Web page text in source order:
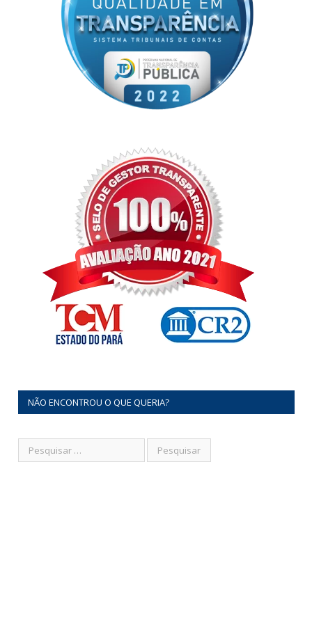
NÃO ENCONTROU O QUE QUERIA?